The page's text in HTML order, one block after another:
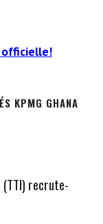
officielle!
KPMG GHANA
(TTI) recrute-